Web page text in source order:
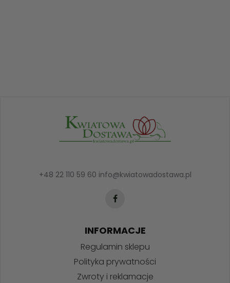
+48 22 110 59 60 info@kwiatowadostawa.pl
INFORMACJE
Regulamin sklepu
Polityka prywatności
Zwroty i reklamacje